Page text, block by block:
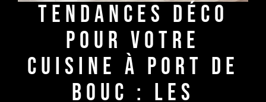
TENDANCES DÉCO
POUR VOTRE
CUISINE À PORT DE
BOUC : LES